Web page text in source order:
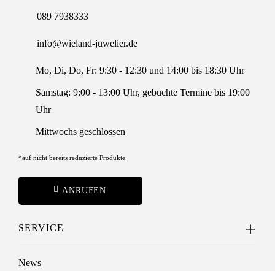
089 7938333
info@wieland-juwelier.de
Mo, Di, Do, Fr: 9:30 - 12:30 und 14:00 bis 18:30 Uhr
Samstag: 9:00 - 13:00 Uhr, gebuchte Termine bis 19:00
Uhr
Mittwochs geschlossen
*auf nicht bereits reduzierte Produkte.
ANRUFEN
SERVICE
News